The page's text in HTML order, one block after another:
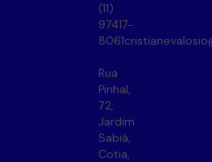
(11)
97417-
8061
Rua
Pinhal,
72,
Jardim
Sabiá,
Cotia,